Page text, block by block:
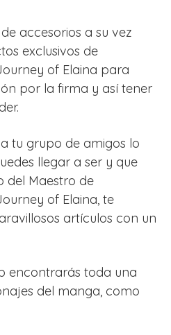
accesorios a su vez
exclusivos de
of Elaina para
por la firma y así tener
tu grupo de amigos lo
llegar a ser y que
del Maestro de
of Elaina, te
artículos con un
encontrarás toda una
del manga, como